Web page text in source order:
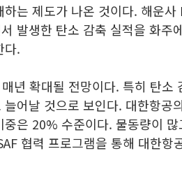
는 제도가 나온 것이다. 해운사
발생한 탄소 감축 실적을 화주
다.
년 확대될 전망이다. 특히 탄소
어날 것으로 보인다. 대한항공
은 20% 수준이다. 물동량이
협력 프로그램을 통해 대한항